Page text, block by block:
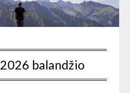
2026 balandžio